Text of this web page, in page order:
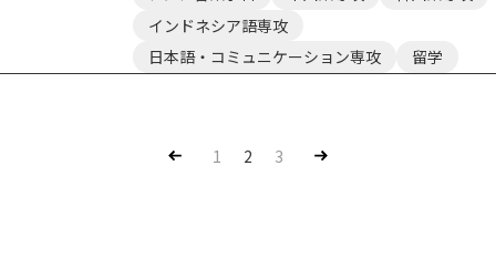
インドネシア語専攻
日本語・コミュニケーション専攻
留学
Pre 1 2 3 Nex